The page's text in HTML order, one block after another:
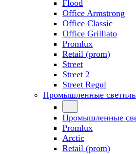
Flood
Office Armstrong
Office Classic
Office Grilliato
Promlux
Retail (prom)
Street
Street 2
Street Regul
Промышленные
Промышленные
Promlux
Arctic
Retail (prom)